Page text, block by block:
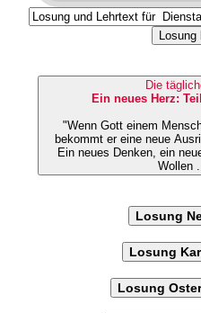
Die
Ein neues Herz:
"Wenn Gott einem
bekommt er eine neue
Ein neues Denken, ein
Wollen
Losung
Losung
Losung